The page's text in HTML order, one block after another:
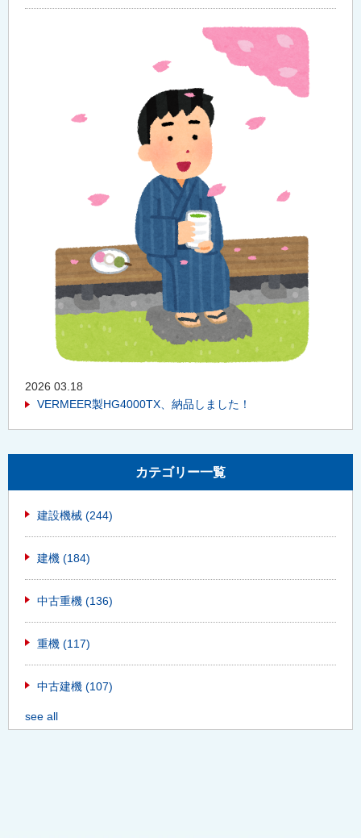
2026 03.18
VERMEER製HG4000TX、納品しました！
カテゴリー一覧
建設機械 (244)
建機 (184)
中古重機 (136)
重機 (117)
中古建機 (107)
see all